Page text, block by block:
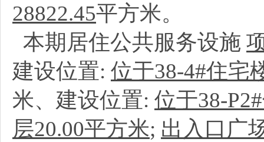
28822.45平方米。
本期居住公共服务设施
建设位置: 位于38-4#住宅
米、建设位置: 位于38-
层20.00平方米; 出入口广